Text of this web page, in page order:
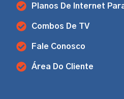
Planos De Internet
Combos De TV
Fale Conosco
Área Do Cliente